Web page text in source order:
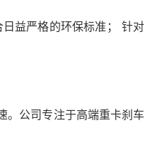
益严格的环保标准； 针对
。公司专注于高端重卡刹车